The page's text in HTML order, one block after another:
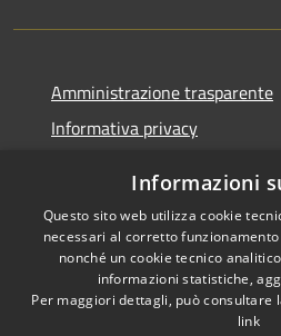
Amministrazione trasparente
Informativa privacy
Dichiarazione di accessibilità
RSS
Informazioni
Questo sito web utilizza cookie
necessari al corretto
nonché un cookie tecnico
informazioni statistiche,
Per maggiori dettagli, può consultare
link